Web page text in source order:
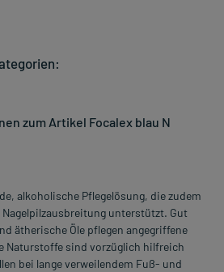
zum Artikel Focalex blau N
alkoholische Pflegelösung, die zudem
unterstützt. Gut
ätherische Öle pflegen angegriffene
Naturstoffe sind vorzüglich hilfreich
bei lange verweilendem Fuß- und